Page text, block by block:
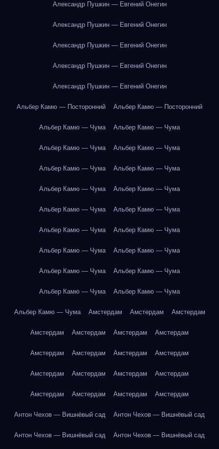
Александр Пушкин — Евгений Онегин
Александр Пушкин — Евгений Онегин
Александр Пушкин — Евгений Онегин
Александр Пушкин — Евгений Онегин
Александр Пушкин — Евгений Онегин
Альбер Камю — Посторонний Альбер Камю — Посторонний
Альбер Камю — Чума Альбер Камю — Чума
Альбер Камю — Чума Альбер Камю — Чума
Альбер Камю — Чума Альбер Камю — Чума
Альбер Камю — Чума Альбер Камю — Чума
Альбер Камю — Чума Альбер Камю — Чума
Альбер Камю — Чума Альбер Камю — Чума
Альбер Камю — Чума Альбер Камю — Чума
Альбер Камю — Чума Альбер Камю — Чума
Альбер Камю — Чума Альбер Камю — Чума
Альбер Камю — Чума Амстердам Амстердам Амстердам
Амстердам Амстердам Амстердам Амстердам
Амстердам Амстердам Амстердам Амстердам
Амстердам Амстердам Амстердам Амстердам
Амстердам Амстердам Амстердам Амстердам
Антон Чехов — Вишнёвый сад Антон Чехов — Вишнёвый сад
Антон Чехов — Вишнёвый сад Антон Чехов — Вишнёвый сад